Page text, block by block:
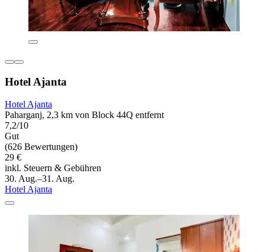
Hotel Ajanta
Hotel Ajanta
Paharganj, 2,3 km von Block 44Q entfernt
7,2/10
Gut
(626 Bewertungen)
29 €
inkl. Steuern & Gebühren
30. Aug.–31. Aug.
Hotel Ajanta